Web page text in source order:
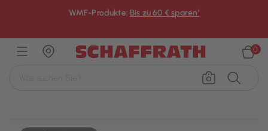
WMF-Produkte: Bis zu 60 € sparen¹
0